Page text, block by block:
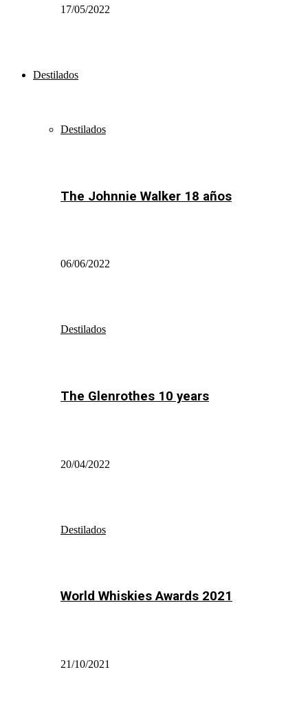
17/05/2022
Destilados
Destilados
The Johnnie Walker 18 años
06/06/2022
Destilados
The Glenrothes 10 years
20/04/2022
Destilados
World Whiskies Awards 2021
21/10/2021